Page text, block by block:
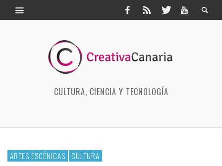
CULTURA, CIENCIA Y TECNOLOGÍA
ARTES ESCÉNICAS CULTURA